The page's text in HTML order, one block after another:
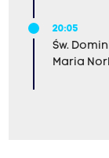
20:05
Św.
Maria